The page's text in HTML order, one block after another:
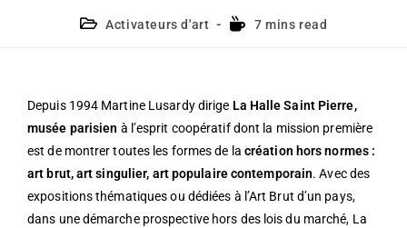
Activateurs d'art 7 mins read
Depuis 1994 Martine Lusardy dirige La Halle Saint Pierre,
musée parisien à l’esprit coopératif dont la mission première
est de montrer toutes les formes de la création hors normes :
art brut, art singulier, art populaire contemporain. Avec des
expositions thématiques ou dédiées à l’Art Brut d’un pays,
dans une démarche prospective hors des lois du marché, La